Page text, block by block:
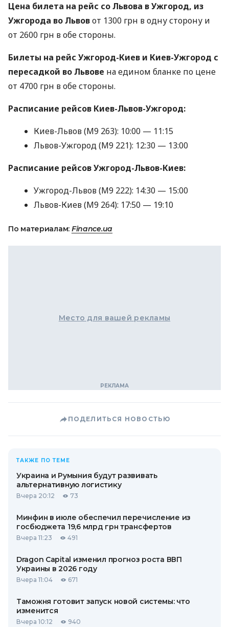
Цена билета на рейс со Львова в Ужгород, из
Ужгорода во Львовот 1300 грн в одну сторону и
от 2600 грн в обе стороны.
Билеты на рейс Ужгород-Киев и Киев-Ужгород с
пересадкой во Львове на едином бланке по цене
от 4700 грн в обе стороны.
Расписание рейсов Киев-Львов-Ужгород:
Киев-Львов (М9 263): 10:00 — 11:15
Львов-Ужгород (М9 221): 12:30 — 13:00
Расписание рейсов Ужгород-Львов-Киев:
Ужгород-Львов (М9 222): 14:30 — 15:00
Львов-Киев (М9 264): 17:50 — 19:10
По материалам: Finance.ua
Место для вашей рекламы
ПОДЕЛИТЬСЯ НОВОСТЬЮ
ТАКЖЕ ПО ТЕМЕ
Украина и Румыния будут развивать
альтернативную логистику
Вчера 20:12 73
Минфин в июле обеспечил перечисление из
госбюджета 19,6 млрд грн трансфертов
Вчера 11:23 491
Dragon Capital изменил прогноз роста ВВП
Украины в 2026 году
Вчера 11:04 671
Таможня готовит запуск новой системы: что
изменится
Вчера 10:12 940